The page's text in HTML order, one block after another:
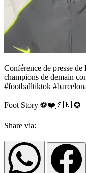
Conférence de presse
champions de demain
#footballtiktok
Foot Story ⚽️❤️🇸🇳 ✪
Share via: